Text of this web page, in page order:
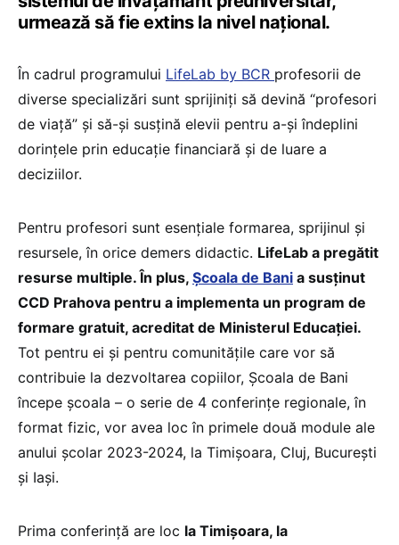
urmează să fie extins la nivel național.
În cadrul programului LifeLab by BCR profesorii de
diverse specializări sunt sprijiniți să devină “profesori
de viață” și să-și susțină elevii pentru a-și îndeplini
dorințele prin educație financiară și de luare a
deciziilor.
Pentru profesori sunt esențiale formarea, sprijinul și
resursele, în orice demers didactic. LifeLab a pregătit
resurse multiple. În plus, Școala de Bani a susținut
CCD Prahova pentru a implementa un program de
formare gratuit, acreditat de Ministerul Educației.
Tot pentru ei și pentru comunitățile care vor să
contribuie la dezvoltarea copiilor, Școala de Bani
începe școala – o serie de 4 conferințe regionale, în
format fizic, vor avea loc în primele două module ale
anului școlar 2023-2024, la Timișoara, Cluj, București
și Iași.
Prima conferință are loc la Timișoara, la